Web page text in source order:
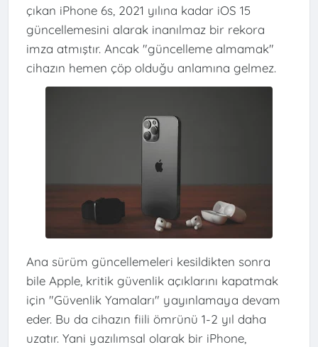
çıkan iPhone 6s, 2021 yılına kadar iOS 15
güncellemesini alarak inanılmaz bir rekora
imza atmıştır. Ancak "güncelleme almamak"
cihazın hemen çöp olduğu anlamına gelmez.
Ana sürüm güncellemeleri kesildikten sonra
bile Apple, kritik güvenlik açıklarını kapatmak
için "Güvenlik Yamaları" yayınlamaya devam
eder. Bu da cihazın fiili ömrünü 1-2 yıl daha
uzatır. Yani yazılımsal olarak bir iPhone,